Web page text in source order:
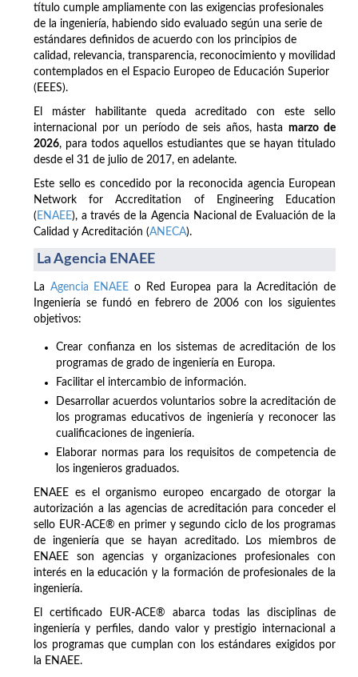
título cumple ampliamente con las exigencias profesionales
de la ingeniería, habiendo sido evaluado según una serie de
estándares definidos de acuerdo con los principios de
calidad, relevancia, transparencia, reconocimiento y movilidad
contemplados en el Espacio Europeo de Educación Superior
(EEES).
El máster habilitante queda acreditado con este sello
internacional por un período de seis años, hastamarzo de
2026, para todos aquellos estudiantes que se hayan titulado
desde el 31 de julio de 2017, en adelante.
Este sello es concedido por la reconocida agencia European
Network for Accreditation of Engineering Education
( ENAEE), a través de la Agencia Nacional de Evaluación de la
Calidad y Acreditación (ANECA).
La Agencia ENAEE
La Agencia ENAEE o Red Europea para la Acreditación de
Ingeniería se fundó en febrero de 2006 con los siguientes
objetivos:
Crear confianza en los sistemas de acreditación de los
programas de grado de ingeniería en Europa.
Facilitar el intercambio de información.
Desarrollar acuerdos voluntarios sobre la acreditación de
los programas educativos de ingeniería y reconocer las
cualificaciones de ingeniería.
Elaborar normas para los requisitos de competencia de
los ingenieros graduados.
ENAEE es el organismo europeo encargado de otorgar la
autorización a las agencias de acreditación para conceder el
sello EUR-ACE® en primer y segundo ciclo de los programas
de ingeniería que se hayan acreditado. Los miembros de
ENAEE son agencias y organizaciones profesionales con
interés en la educación y la formación de profesionales de la
ingeniería.
El certificado EUR-ACE® abarca todas las disciplinas de
ingeniería y perfiles, dando valor y prestigio internacional a
los programas que cumplan con los estándares exigidos por
la ENAEE.